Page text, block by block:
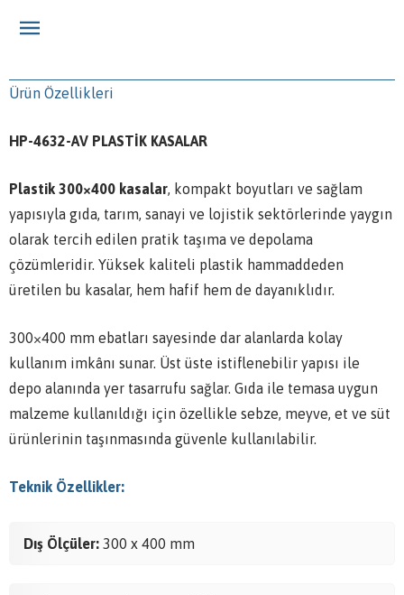
Ürün Özellikleri
HP-4632-AV PLASTİK KASALAR
Plastik 300×400 kasalar, kompakt boyutları ve sağlam
yapısıyla gıda, tarım, sanayi ve lojistik sektörlerinde yaygın
olarak tercih edilen pratik taşıma ve depolama
çözümleridir. Yüksek kaliteli plastik hammaddeden
üretilen bu kasalar, hem hafif hem de dayanıklıdır.
300×400 mm ebatları sayesinde dar alanlarda kolay
kullanım imkânı sunar. Üst üste istiflenebilir yapısı ile
depo alanında yer tasarrufu sağlar. Gıda ile temasa uygun
malzeme kullanıldığı için özellikle sebze, meyve, et ve süt
ürünlerinin taşınmasında güvenle kullanılabilir.
Teknik Özellikler:
Dış Ölçüler: 300 x 400 mm